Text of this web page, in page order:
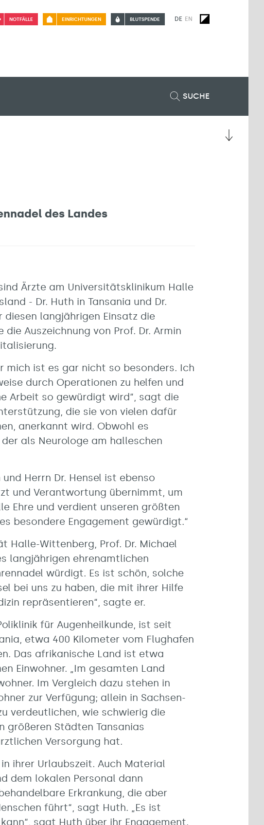
NOTFÄLLE EINRICHTUNGEN BLUTSPENDE DE EN
SUCHE
des Landes
Ärzte am Universitätsklinikum Halle
- Dr. Huth in Tansania und Dr.
diesen langjährigen Einsatz die
Auszeichnung von Prof. Dr. Armin
mich ist es gar nicht so besonders. Ich
durch Operationen zu helfen und
Arbeit so gewürdigt wird“, sagt die
die sie von vielen dafür
anerkannt wird. Obwohl es
als Neurologe am halleschen
Herrn Dr. Hensel ist ebenso
und Verantwortung übernimmt, um
Ehre und verdient unseren größten
besondere Engagement gewürdigt.“
Halle-Wittenberg, Prof. Dr. Michael
langjährigen ehrenamtlichen
würdigt. Es ist schön, solche
bei uns zu haben, die mit ihrer Hilfe
repräsentieren“, sagte er.
für Augenheilkunde, ist seit
etwa 400 Kilometer vom Flughafen
Das afrikanische Land ist etwa
Einwohner. „Im gesamten Land
Im Vergleich dazu stehen in
zur Verfügung; allein in Sachsen-
verdeutlichen, wie schwierig die
größeren Städten Tansanias
Versorgung hat.
ihrer Urlaubszeit. Auch Material
dem lokalen Personal dann
Erkrankung, die aber
führt“, sagt Huth. „Es ist
sagt Huth über ihr Engagement.